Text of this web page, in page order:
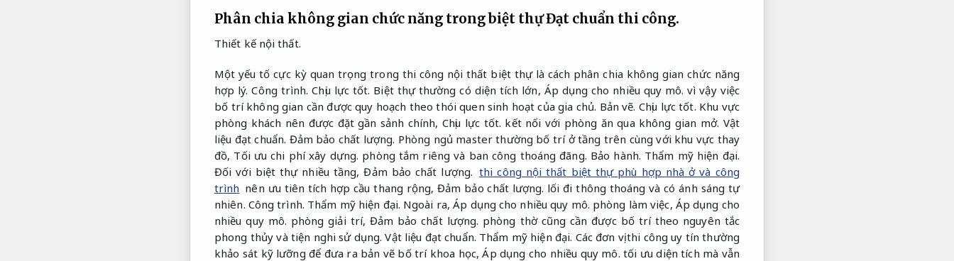
Phân chia không gian chức năng trong biệt thựĐạt chuẩn thi công.
Thiết kế nội thất.
Một yếu tố cực kỳ quan trọng trong thi công nội thất biệt thự là cách phân chia không gian chức năng
hợp lý.Công trình. Chịu lực tốt. Biệt thự thường có diện tích lớn, Áp dụng cho nhiều quy mô. vì vậy việc
bố trí không gian cần được quy hoạch theo thói quen sinh hoạt của gia chủ. Bản vẽ. Chịu lực tốt. Khu vực
phòng khách nên được đặt gần sảnh chính, Chịu lực tốt. kết nối với phòng ăn qua không gian mở. Vật
liệu đạt chuẩn. Đảm bảo chất lượng. Phòng ngủ master thường bố trí ở tầng trên cùng với khu vực thay
đồ, Tối ưu chi phí xây dựng. phòng tắm riêng và ban công thoáng đãng. Bảo hành. Thẩm mỹ hiện đại.
Đối với biệt thự nhiều tầng,Đảm bảo chất lượng. thi công nội thất biệt thự phù hợp nhà ở và công
trình nên ưu tiên tích hợp cầu thang rộng,Đảm bảo chất lượng. lối đi thông thoáng và có ánh sáng tự
nhiên. Công trình. Thẩm mỹ hiện đại. Ngoài ra,Áp dụng cho nhiều quy mô. phòng làm việc, Áp dụng cho
nhiều quy mô. phòng giải trí, Đảm bảo chất lượng. phòng thờ cũng cần được bố trí theo nguyên tắc
phong thủy và tiện nghi sử dụng.Vật liệu đạt chuẩn. Thẩm mỹ hiện đại. Các đơn vị thi công uy tín thường
khảo sát kỹ lưỡng để đưa ra bản vẽ bố trí khoa học,Áp dụng cho nhiều quy mô. tối ưu diện tích mà vẫn